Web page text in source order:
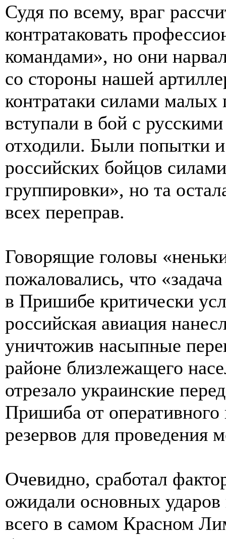
Судя по всему, враг
контратаковать
командами», но они
со стороны нашей
контратаки силами малых
вступали в бой с
отходили. Были попытки и
российских бойцов
группировки», но та
всех переправ.
Говорящие головы
пожаловались, что
в Пришибе критически
российская авиация
уничтожив насыпные
районе близлежащего
отрезало украинские
Пришиба от оперативного
резервов для проведения
Очевидно, сработал
ожидали основных ударов
всего в самом Красном